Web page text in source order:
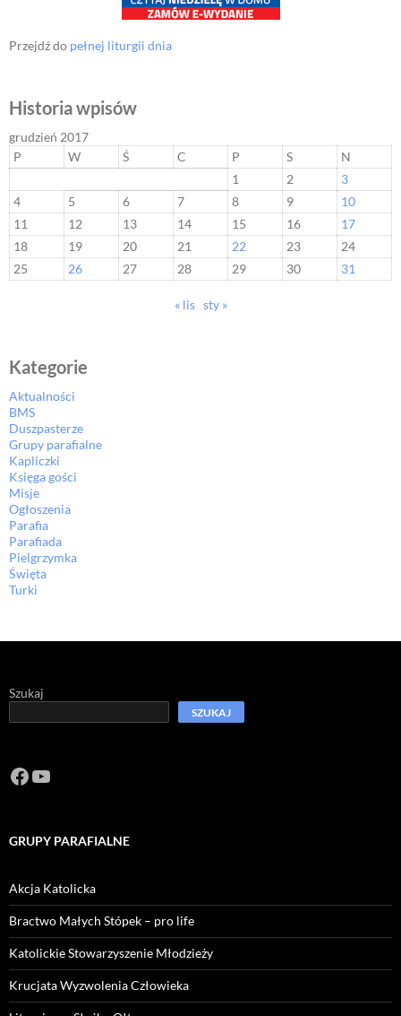
Przejdź do pełnej liturgii dnia
Historia wpisów
grudzień 2017
P
W Ś C P S
N
1
2
3
4
5 6 7 8 9
10
11
12 13 14 15 16
17
18
19 20 21 22 23
24
25
26 27 28 29 30 31
« lis sty »
Kategorie
Aktualności
BMS
Duszpasterze
Grupy parafialne
Kapliczki
Księga gości
Misje
Ogłoszenia
Parafia
Parafiada
Pielgrzymka
Święta
Turki
Szukaj
SZUKAJ
Facebook
https://www.youtube.com/channel/
GRUPY PARAFIALNE
Akcja Katolicka
Bractwo Małych Stópek – pro life
Katolickie Stowarzyszenie Młodzieży
Krucjata Wyzwolenia Człowieka